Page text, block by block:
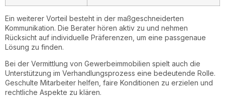
Ein weiterer Vorteil besteht in der maßgeschneiderten
Kommunikation. Die Berater hören aktiv zu und nehmen
Rücksicht auf individuelle Präferenzen, um eine passgenaue
Lösung zu finden.
Bei der Vermittlung von Gewerbeimmobilien spielt auch die
Unterstützung im Verhandlungsprozess eine bedeutende Rolle.
Geschulte Mitarbeiter helfen, faire Konditionen zu erzielen und
rechtliche Aspekte zu klären.